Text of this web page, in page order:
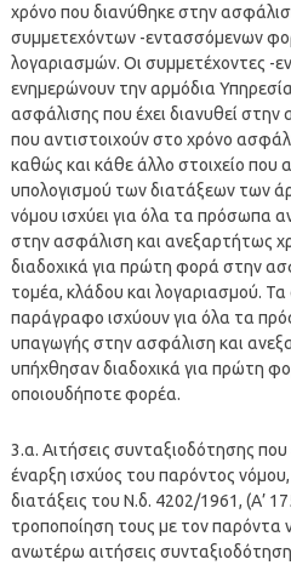
χρόνο που διανύθηκεστην
συμμετεχόντων -εντασσόμενων
λογαριασμών. Οι συμμετέχοντες -
ενημερώνουν την αρμόδια
ασφάλισης που έχει διανυθεί στην
που αντιστοιχούν στο χρόνο
καθώς και κάθε άλλο στοιχείο που
υπολογισμού των διατάξεων των
νόμου ισχύει για όλα τα πρόσωπα
στην ασφάλιση και ανεξαρτήτως
διαδοχικά για πρώτη φορά στην
τομέα, κλάδου και λογαριασμού.
παράγραφο ισχύουν για όλα τα
υπαγωγής στην ασφάλιση και
υπήχθησαν διαδοχικά για πρώτη
οποιουδήποτε φορέα.
3.α. Αιτήσεις συνταξιοδότησης
έναρξη ισχύος του παρόντος
διατάξεις του Ν.δ. 4202/1961, (Α’
τροποποίηση τους με τον παρόντα
ανωτέρω αιτήσεις